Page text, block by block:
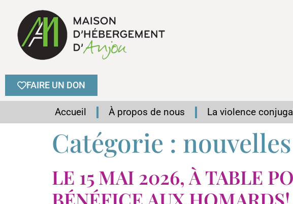
FAIRE UN DON
Accueil À propos de nous La violence
Catégorie : nouvelles
LE 15 MAI 2026, À TABLE